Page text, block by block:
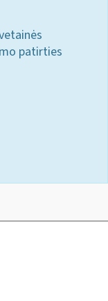
patirties